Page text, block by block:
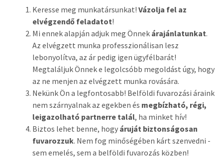
Keresse meg munkatársunkat! Vázolja fel az
elvégzendő feladatot!
Mi ennek alapján adjuk meg Önnek árajánlatunkat.
Az elvégzett munka professzionálisan lesz
lebonyolítva, az ár pedig igen ügyfélbarát!
Megtaláljuk Önnek e legolcsóbb megoldást úgy, hogy
az ne menjen az elvégzett munka rovására.
Nekünk Ön a legfontosabb! Belföldi fuvarozási áraink
nem szárnyalnak az egekben és megbízható, régi,
leigazolható partnerre talál, ha minket hív!
Biztos lehet benne, hogy áruját biztonságosan
fuvarozzuk. Nem fog minőségében kárt szenvedni -
sem emelés, sem a belföldi fuvarozás közben!